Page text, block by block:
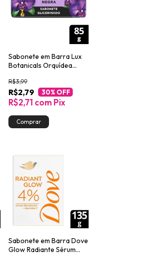
Sabonete em Barra Lux
Botanicals Orquídea
R$2,79
R$3,99
30% OFF
R$2,71 com Pix
Sabonete em Barra Dove
Glow Radiante Sérum